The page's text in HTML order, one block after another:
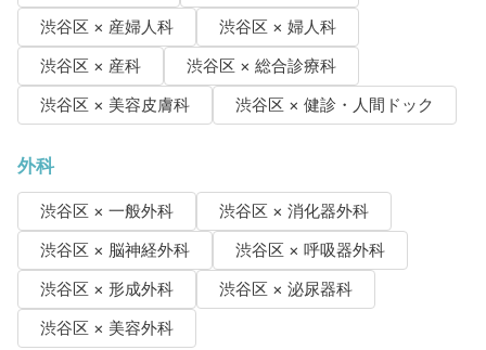
渋谷区 × 産婦人科
渋谷区 × 婦人科
渋谷区 × 産科
渋谷区 × 総合診療科
渋谷区 × 美容皮膚科
渋谷区 × 健診・人間ドック
外科
渋谷区 × 一般外科
渋谷区 × 消化器外科
渋谷区 × 脳神経外科
渋谷区 × 呼吸器外科
渋谷区 × 形成外科
渋谷区 × 泌尿器科
渋谷区 × 美容外科